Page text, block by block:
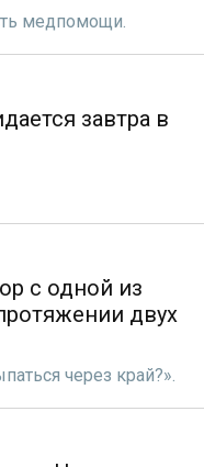
медпомощи.
завтра в
с одной из
двух
через край?».